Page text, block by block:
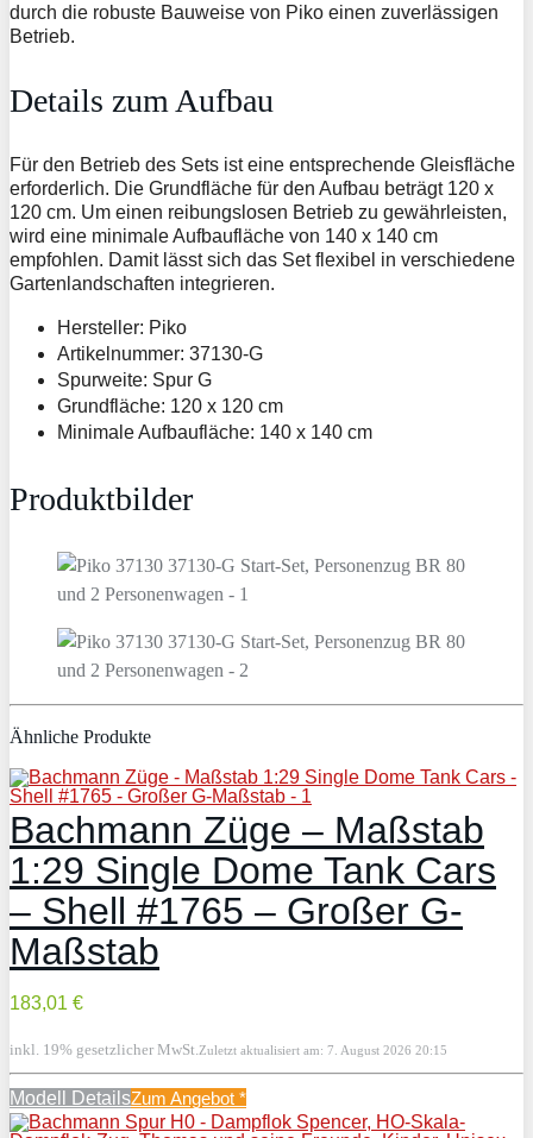
durch die robuste Bauweise von Piko einen zuverlässigen
Betrieb.
Details zum Aufbau
Für den Betrieb des Sets ist eine entsprechende Gleisfläche
erforderlich. Die Grundfläche für den Aufbau beträgt 120 x
120 cm. Um einen reibungslosen Betrieb zu gewährleisten,
wird eine minimale Aufbaufläche von 140 x 140 cm
empfohlen. Damit lässt sich das Set flexibel in verschiedene
Gartenlandschaften integrieren.
Hersteller: Piko
Artikelnummer: 37130-G
Spurweite: Spur G
Grundfläche: 120 x 120 cm
Minimale Aufbaufläche: 140 x 140 cm
Produktbilder
Ähnliche Produkte
Bachmann Züge – Maßstab
1:29 Single Dome Tank Cars
– Shell #1765 – Großer G-
Maßstab
183,01 €
inkl. 19% gesetzlicher MwSt. Zuletzt aktualisiert am: 7. August 2026 20:15
Modell DetailsZum Angebot *